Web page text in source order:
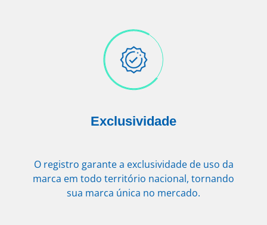
Exclusividade
O registro garante a exclusividade de uso da
marca em todo território nacional, tornando
sua marca única no mercado.